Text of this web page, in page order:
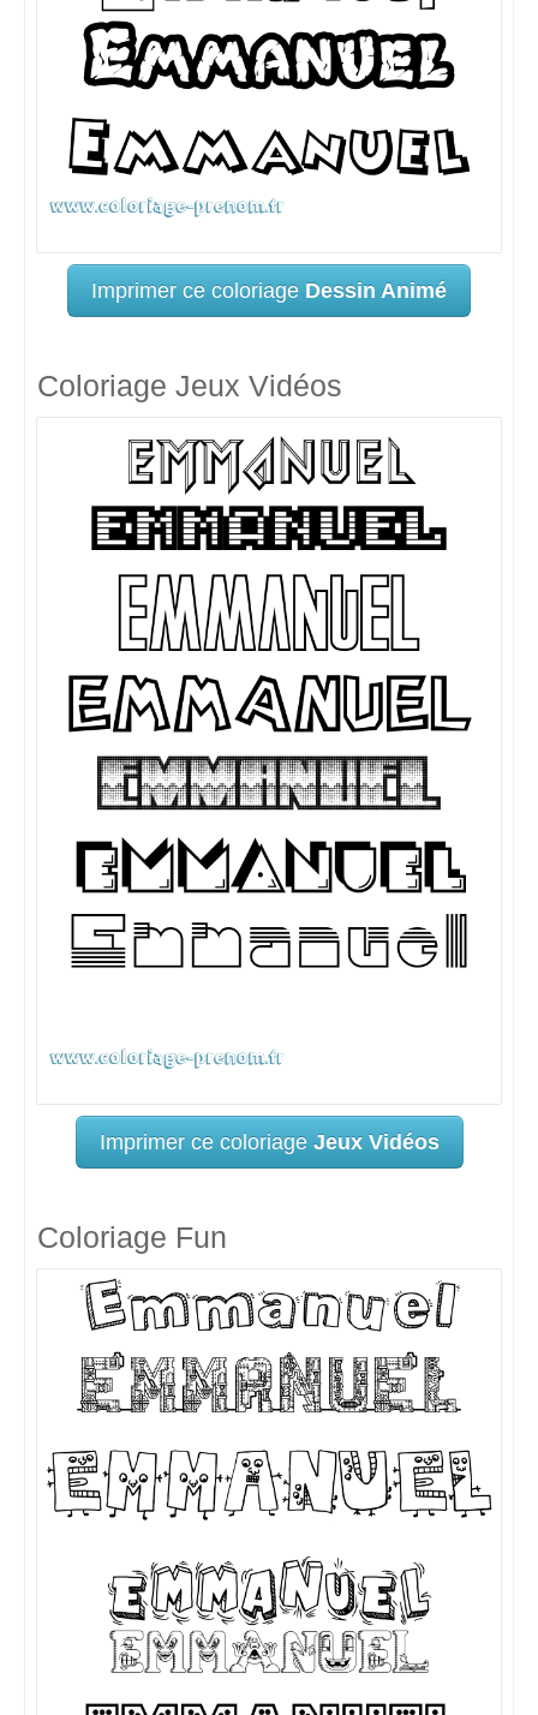
Imprimer ce coloriage Dessin Animé
Coloriage Jeux Vidéos
Imprimer ce coloriage Jeux Vidéos
Coloriage Fun